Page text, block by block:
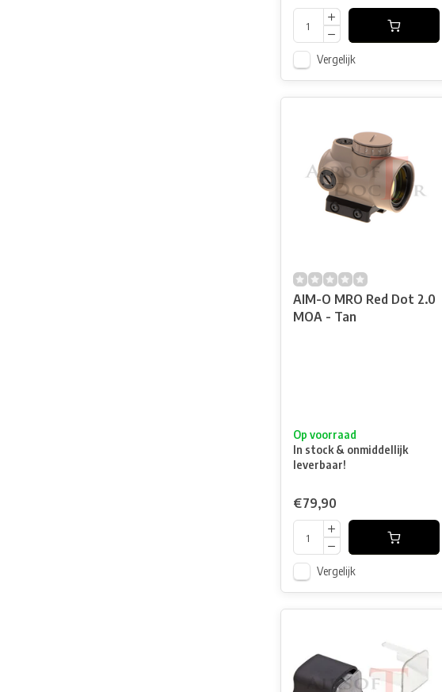
Vergelijk
AIM-O MRO Red Dot 2.0
MOA - Tan
Op voorraad
In stock & onmiddellijk
leverbaar!
€79,90
Vergelijk